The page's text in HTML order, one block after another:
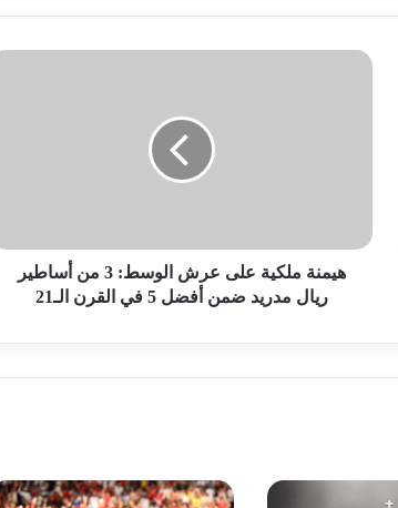
هيمنة
ريال
مدريد
5
هيمنة ملكية على عرش الوسط: 3 من أساطير
ريال مدريد ضمن أفضل 5 في القرن الـ21